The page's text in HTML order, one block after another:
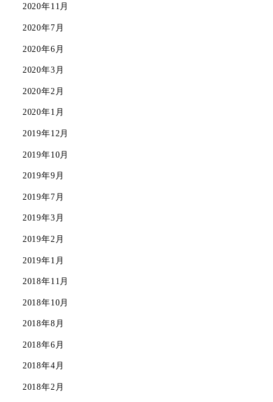
2020年11月
2020年7月
2020年6月
2020年3月
2020年2月
2020年1月
2019年12月
2019年10月
2019年9月
2019年7月
2019年3月
2019年2月
2019年1月
2018年11月
2018年10月
2018年8月
2018年6月
2018年4月
2018年2月